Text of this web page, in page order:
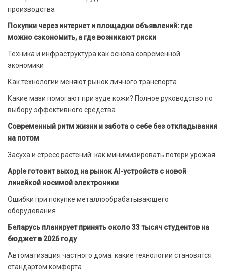
производства
Покупки через интернет и площадки объявлений: где
можно сэкономить, а где возникают риски
Техника и инфраструктура как основа современной
экономики
Как технологии меняют рынок личного транспорта
Какие мази помогают при зуде кожи? Полное руководство по
выбору эффективного средства
Современный ритм жизни и забота о себе без откладывания
на потом
Засуха и стресс растений: как минимизировать потери урожая
Apple готовит выход на рынок AI-устройств с новой
линейкой носимой электроники
Ошибки при покупке металлообрабатывающего
оборудования
Беларусь планирует принять около 33 тысяч студентов на
бюджет в 2026 году
Автоматизация частного дома: какие технологии становятся
стандартом комфорта